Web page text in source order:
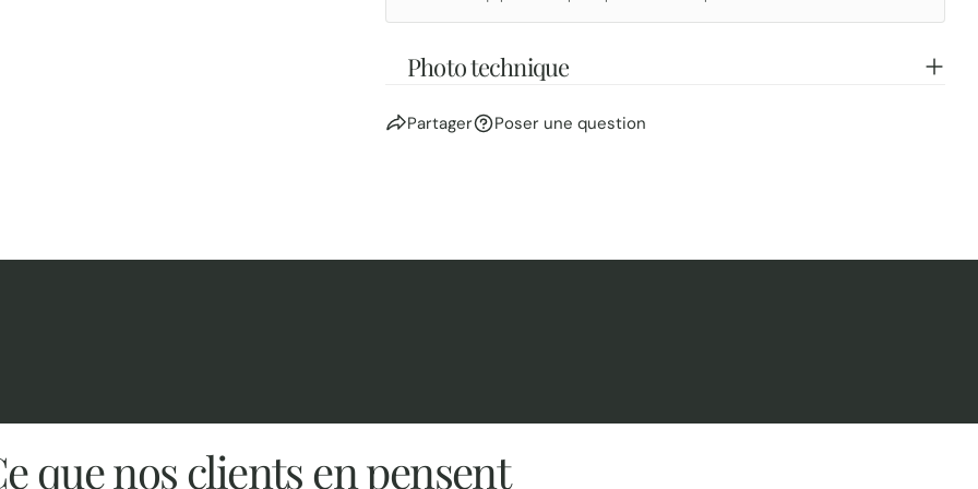
Photo technique
Partager Poser une question
que nos clients en pensent